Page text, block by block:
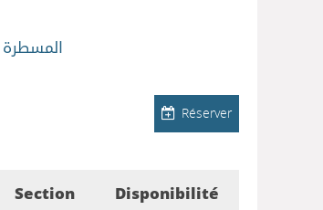
المسطرة
Réserver
Section
Disponibilité